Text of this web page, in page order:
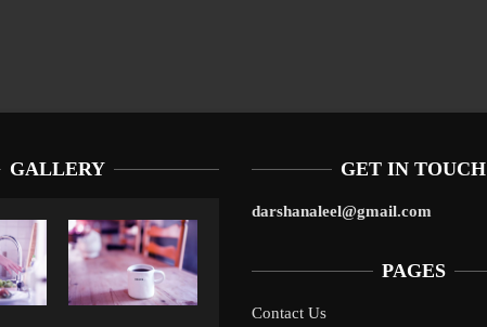
GALLERY GET IN TOUCH
darshanaleel@gmail.com
PAGES
Contact Us